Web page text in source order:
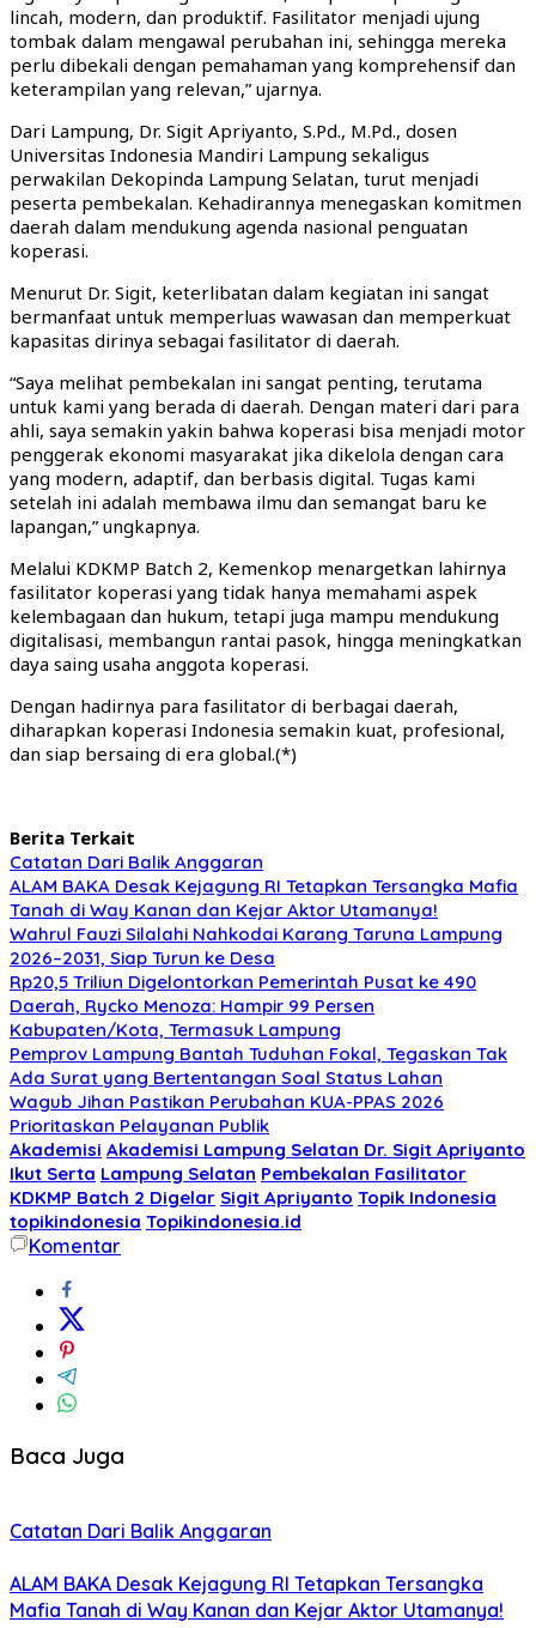
lincah, modern, dan produktif. Fasilitator menjadi ujung
tombak dalam mengawal perubahan ini, sehingga mereka
perlu dibekali dengan pemahaman yang komprehensif dan
keterampilan yang relevan,” ujarnya.
Dari Lampung, Dr. Sigit Apriyanto, S.Pd., M.Pd., dosen
Universitas Indonesia Mandiri Lampung sekaligus
perwakilan Dekopinda Lampung Selatan, turut menjadi
peserta pembekalan. Kehadirannya menegaskan komitmen
daerah dalam mendukung agenda nasional penguatan
koperasi.
Menurut Dr. Sigit, keterlibatan dalam kegiatan ini sangat
bermanfaat untuk memperluas wawasan dan memperkuat
kapasitas dirinya sebagai fasilitator di daerah.
“Saya melihat pembekalan ini sangat penting, terutama
untuk kami yang berada di daerah. Dengan materi dari para
ahli, saya semakin yakin bahwa koperasi bisa menjadi motor
penggerak ekonomi masyarakat jika dikelola dengan cara
yang modern, adaptif, dan berbasis digital. Tugas kami
setelah ini adalah membawa ilmu dan semangat baru ke
lapangan,” ungkapnya.
Melalui KDKMP Batch 2, Kemenkop menargetkan lahirnya
fasilitator koperasi yang tidak hanya memahami aspek
kelembagaan dan hukum, tetapi juga mampu mendukung
digitalisasi, membangun rantai pasok, hingga meningkatkan
daya saing usaha anggota koperasi.
Dengan hadirnya para fasilitator di berbagai daerah,
diharapkan koperasi Indonesia semakin kuat, profesional,
dan siap bersaing di era global.(*)
Berita Terkait
Catatan Dari Balik Anggaran
ALAM BAKA Desak Kejagung RI Tetapkan Tersangka Mafia
Tanah di Way Kanan dan Kejar Aktor Utamanya!
Wahrul Fauzi Silalahi Nahkodai Karang Taruna Lampung
2026–2031, Siap Turun ke Desa
Rp20,5 Triliun Digelontorkan Pemerintah Pusat ke 490
Daerah, Rycko Menoza: Hampir 99 Persen
Kabupaten/Kota, Termasuk Lampung
Pemprov Lampung Bantah Tuduhan Fokal, Tegaskan Tak
Ada Surat yang Bertentangan Soal Status Lahan
Wagub Jihan Pastikan Perubahan KUA-PPAS 2026
Prioritaskan Pelayanan Publik
Akademisi Akademisi Lampung Selatan Dr. Sigit Apriyanto
Ikut Serta Lampung Selatan Pembekalan Fasilitator
KDKMP Batch 2 Digelar Sigit Apriyanto Topik Indonesia
topikindonesia Topikindonesia.id
Komentar
Baca Juga
Catatan Dari Balik Anggaran
ALAM BAKA Desak Kejagung RI Tetapkan Tersangka
Mafia Tanah di Way Kanan dan Kejar Aktor Utamanya!